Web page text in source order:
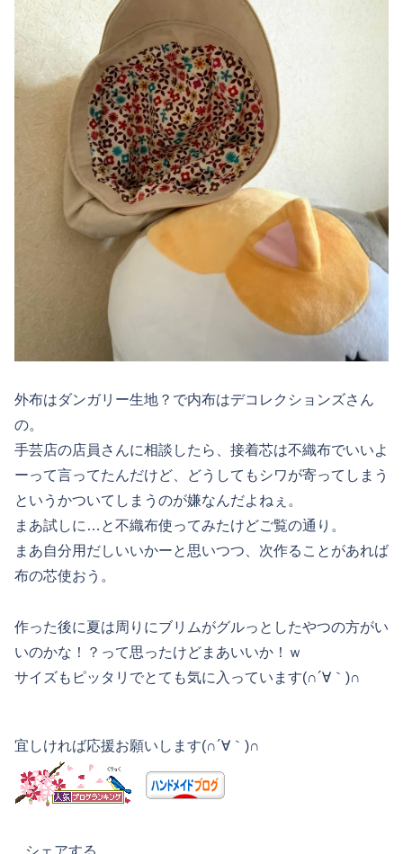
外布はダンガリー生地？で内布はデコレクションズさん
の。
手芸店の店員さんに相談したら、接着芯は不織布でいいよ
ーって言ってたんだけど、どうしてもシワが寄ってしまう
というかついてしまうのが嫌なんだよねぇ。
まあ試しに…と不織布使ってみたけどご覧の通り。
まあ自分用だしいいかーと思いつつ、次作ることがあれば
布の芯使おう。
作った後に夏は周りにブリムがグルっとしたやつの方がい
いのかな！？って思ったけどまあいいか！ｗ
サイズもピッタリでとても気に入っています(∩´∀｀)∩
宜しければ応援お願いします(∩´∀｀)∩
シェアする